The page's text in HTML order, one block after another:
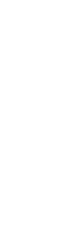
dès les
est une
»
peut
sinueuse, sa
pilotée
appréciera de
boîte robotisée
belle à la
marque en
finitions sur le